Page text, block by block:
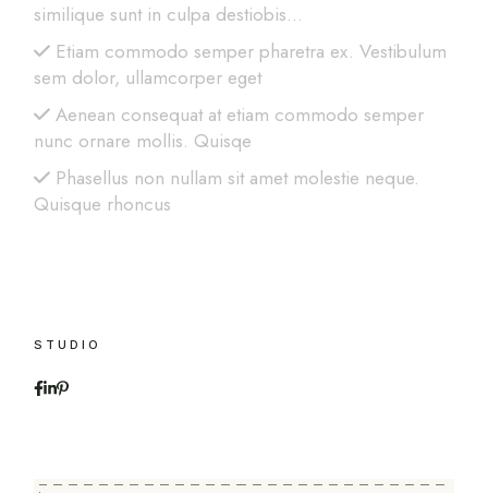
similique sunt in culpa destiobis…
Etiam commodo semper pharetra ex. Vestibulum
sem dolor, ullamcorper eget
Aenean consequat at etiam commodo semper
nunc ornare mollis. Quisqe
Phasellus non nullam sit amet molestie neque.
Quisque rhoncus
STUDIO